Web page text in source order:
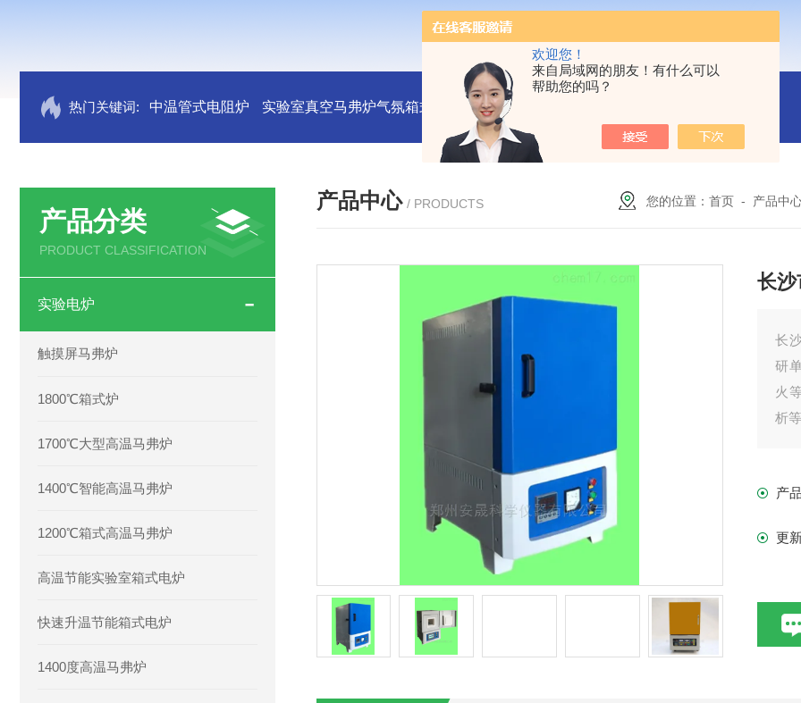
欢迎您！
来自局域网的朋友！有什么可以
帮助您的吗？
热门关键词: 中温管式电阻炉 实验室真空马弗炉气氛箱式炉厂家 灰分测定马弗炉-郑州安晟科学仪器
产品分类
PRODUCT CLASSIFICATION
实验电炉
触摸屏马弗炉
1800℃箱式炉
1700℃大型高温马弗炉
1400℃智能高温马弗炉
1200℃箱式高温马弗炉
高温节能实验室箱式电炉
快速升温节能箱式电炉
1400度高温马弗炉
产品中心 / PRODUCTS 您的位置：首页 - 产品中
长
长
研
火
析
产
更